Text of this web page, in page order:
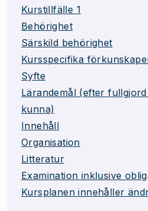
Kurstillfälle 1
Behörighet
Särskild behörighet
Kursspecifika
Syfte
Lärandemål (efter
kunna)
Innehåll
Organisation
Litteratur
Examination inklusive
Kursplanen innehåller